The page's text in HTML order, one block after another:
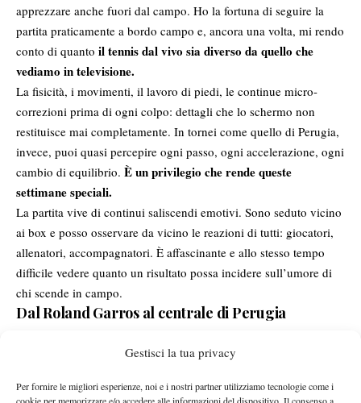
Gestisci la tua privacy
Per fornire le migliori esperienze, noi e i nostri partner utilizziamo tecnologie come i
apprezzare anche fuori dal campo. Ho la fortuna di seguire la
partita praticamente a bordo campo e, ancora una volta, mi rendo
conto di quanto il tennis dal vivo sia diverso da quello che
vediamo in televisione.
La fisicità, i movimenti, il lavoro di piedi, le continue micro-
correzioni prima di ogni colpo: dettagli che lo schermo non
restituisce mai completamente. In tornei come quello di Perugia,
invece, puoi quasi percepire ogni passo, ogni accelerazione, ogni
cambio di equilibrio. È un privilegio che rende queste
settimane speciali.
La partita vive di continui saliscendi emotivi. Sono seduto vicino
ai box e posso osservare da vicino le reazioni di tutti: giocatori,
allenatori, accompagnatori. È affascinante e allo stesso tempo
difficile vedere quanto un risultato possa incidere sull’umore di
chi scende in campo.
Dal Roland Garros al centrale di Perugia
Non c’è però tempo per fermarsi troppo. Cambio campo e mi
Valentin Royer
impegnato a Parigi, in uno degli scenari più prestigiosi del tennis